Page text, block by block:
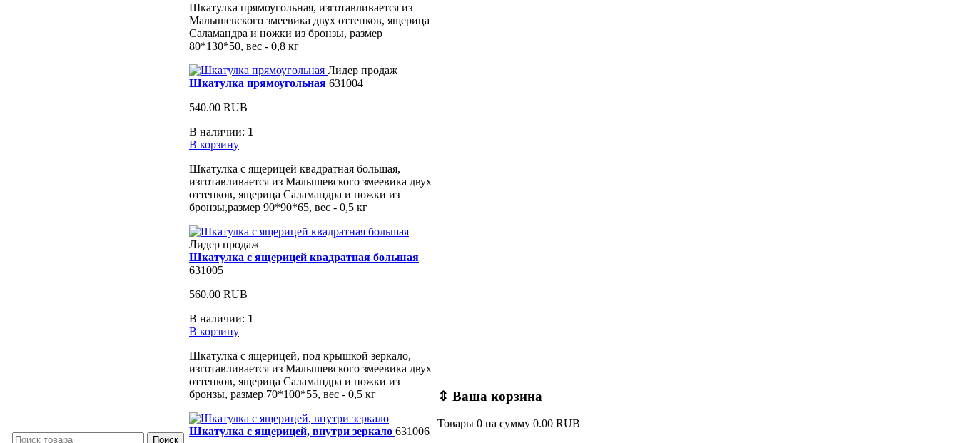
Шкатулка прямоугольная, изготавливается из
Малышевского змеевика двух оттенков, ящерица
Саламандра и ножки из бронзы, размер
80*130*50, вес - 0,8 кг
Лидер продаж
Шкатулка прямоугольная 631004
540.00 RUB
В наличии: 1
В корзину
Шкатулка с ящерицей квадратная большая,
изготавливается из Малышевского змеевика двух
оттенков, ящерица Саламандра и ножки из
бронзы,размер 90*90*65, вес - 0,5 кг
Лидер продаж
Шкатулка с ящерицей квадратная большая
631005
560.00 RUB
В наличии: 1
В корзину
Шкатулка с ящерицей, под крышкой зеркало,
изготавливается из Малышевского змеевика двух
оттенков, ящерица Саламандра и ножки из
бронзы, размер 70*100*55, вес - 0,5 кг
Шкатулка с ящерицей, внутри зеркало 631006
⇕ Ваша корзина
Товары 0 на сумму 0.00 RUB